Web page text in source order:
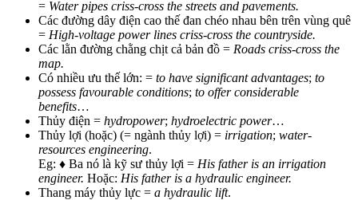
= Water pipes criss-cross the streets and pavements.
Các đường dây điện cao thế đan chéo nhau bên trên vùng quê
= High-voltage power lines criss-cross the countryside.
Các lằn đường chằng chịt cả bản đồ = Roads criss-cross the
map.
Có nhiều ưu thế lớn: = to have significant advantages; to
possess favourable conditions; to offer considerable
benefits…
Thủy điện = hydropower; hydroelectric power…
Thủy lợi (hoặc) (= ngành thủy lợi) = irrigation; water-
resources engineering.
Eg: ♦ Ba nó là kỹ sư thủy lợi = His father is an irrigation
engineer. Hoặc: His father is a hydraulic engineer.
Thang máy thủy lực = a hydraulic lift.